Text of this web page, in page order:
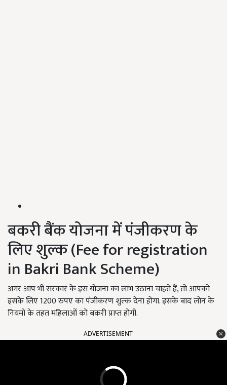
बकरी बैंक योजना में पंजीकरण के
लिए शुल्क (Fee for registration
in Bakri Bank Scheme)
अगर आप भी सरकार के इस योजना का लाभ उठाना चाहते हैं, तो आपको
इसके लिए 1200 रुपए का पंजीकरण शुल्क देना होगा. इसके बाद लोन के
नियमों के तहत महिलाओं को बकरी प्राप्त होगी.
ADVERTISEMENT